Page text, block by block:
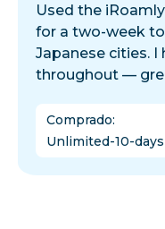
Used the
for a two-week
Japanese cities. I
throughout —
Comprado:
Unlimited-10-